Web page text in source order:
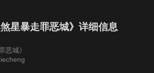
星暴走罪恶城》详细信息
恶城》